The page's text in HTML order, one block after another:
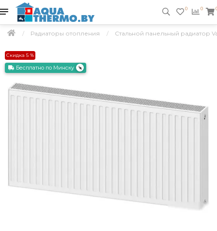
0 0
Радиаторы отопления Стальной панельный радиатор
Скидка 5 %
Бесплатно по Минску